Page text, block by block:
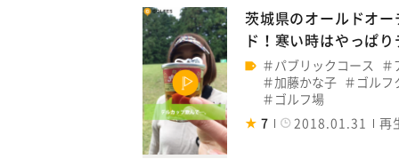
茨城県のオールドオ
ド！寒い時はやっぱ
パブリックコース
加藤かな子
ゴルフ
ゴルフ場
7
2018.01.31 再